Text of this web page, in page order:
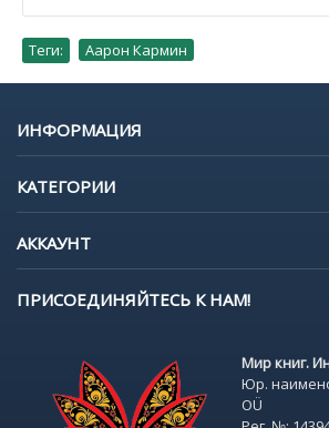
Теги: Аарон Кармин
ИНФОРМАЦИЯ
КАТЕГОРИИ
АККАУНТ
ПРИСОЕДИНЯЙТЕСЬ К НАМ!
Мир книг.
Юр.
OÜ